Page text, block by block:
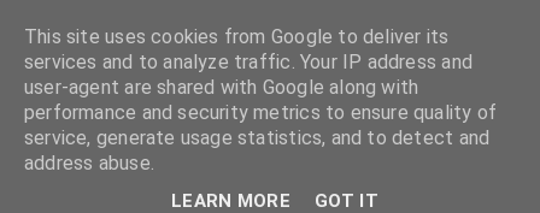
Súgópéldány
This site uses cookies from Google to deliver its
services and to analyze traffic. Your IP address and
user-agent are shared with Google along with
performance and security metrics to ensure quality of
service, generate usage statistics, and to detect and
address abuse.
LEARN MORE GOT IT